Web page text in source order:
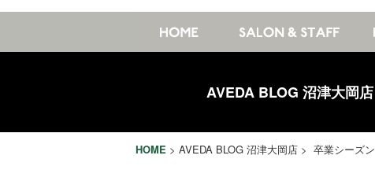
AVEDA BLOG 沼津大岡店
HOME > AVEDA BLOG 沼津大岡店 > 卒業シーズン